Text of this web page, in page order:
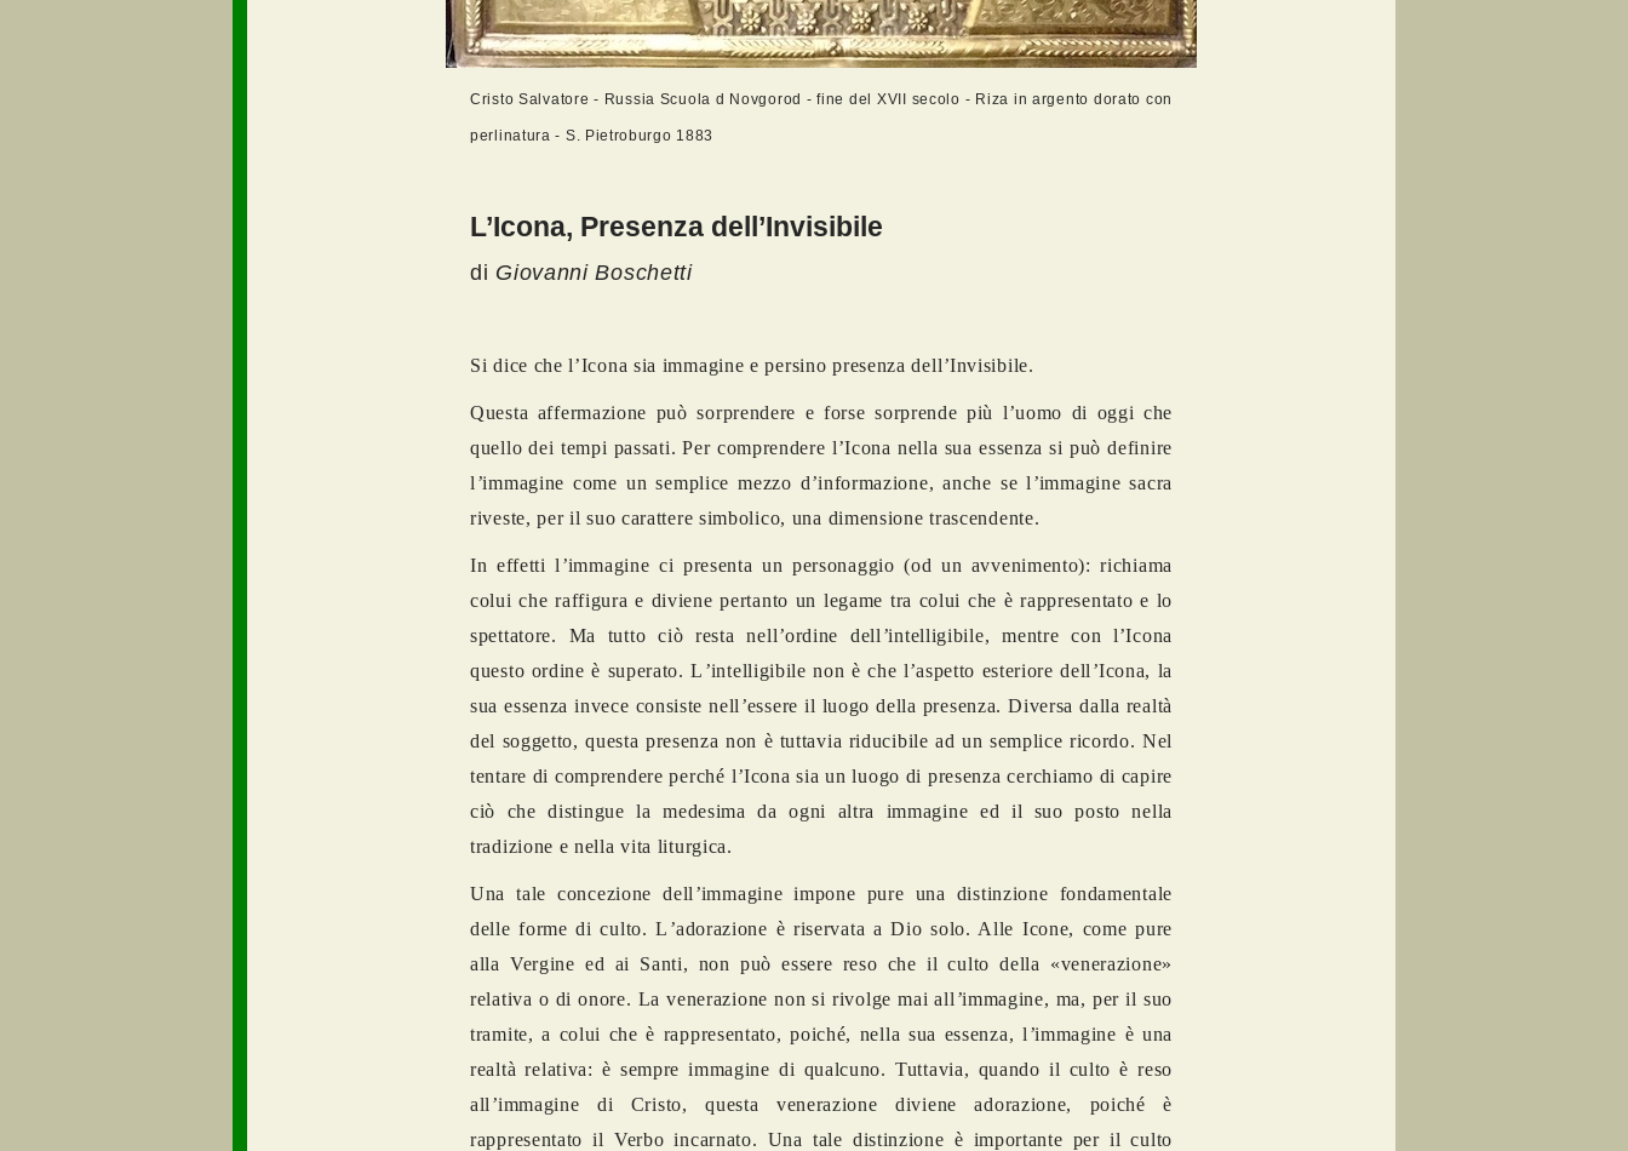
Cristo Salvatore - Russia Scuola d Novgorod - fine del XVII secolo - Riza in argento dorato con
perlinatura - S. Pietroburgo 1883
L’Icona, Presenza dell’Invisibile
di Giovanni Boschetti
Si dice che l’Icona sia immagine e persino presenza dell’Invisibile.
Questa affermazione può sorprendere e forse sorprende più l’uomo di oggi che
quello dei tempi passati. Per comprendere l’Icona nella sua essenza si può definire
l ’immagine come un semplice mezzo d’informazione, anche se l ’immagine sacra
riveste, per il suo carattere simbolico, una dimensione trascendente.
In effetti l ’immagine ci presenta un personaggio (od un avvenimento): richiama
colui che raffigura e diviene pertanto un legame tra colui che è rappresentato e lo
spettatore. Ma tutto ciò resta nell’ordine dell ’intelligibile, mentre con l’Icona
questo ordine è superato. L ’intelligibile non è che l’aspetto esteriore dell ’Icona, la
sua essenza invece consiste nell ’essere il luogo della presenza. Diversa dalla realtà
del soggetto, questa presenza non è tuttavia riducibile ad un semplice ricordo. Nel
tentare di comprendere perché l’Icona sia un luogo di presenza cerchiamo di capire
ciò che distingue la medesima da ogni altra immagine ed il suo posto nella
tradizione e nella vita liturgica.
Una tale concezione dell ’immagine impone pure una distinzione fondamentale
delle forme di culto.L ’adorazione è riservata a Dio solo. Alle Icone, come pure
alla Vergine ed ai Santi, non può essere reso che il culto della «venerazione»
relativa o di onore. La venerazione non si rivolge mai all ’immagine, ma, per il suo
tramite, a colui che è rappresentato, poiché, nella sua essenza, l ’immagine è una
realtàrelativa: è sempre immagine di qualcuno. Tuttavia, quando il culto è reso
all ’immagine di Cristo, questa venerazione diviene adorazione, poiché è
rappresentato il Verbo incarnato. Una tale distinzione è importante per il culto